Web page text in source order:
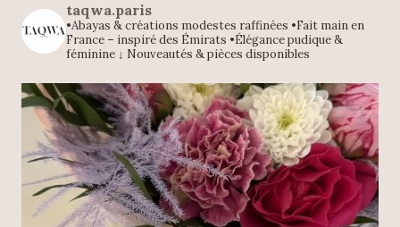
taqwa.paris
•Abayas & créations modestes raffinées •Fait main en
France – inspiré des Émirats •Élégance pudique &
féminine ↓ Nouveautés & pièces disponibles